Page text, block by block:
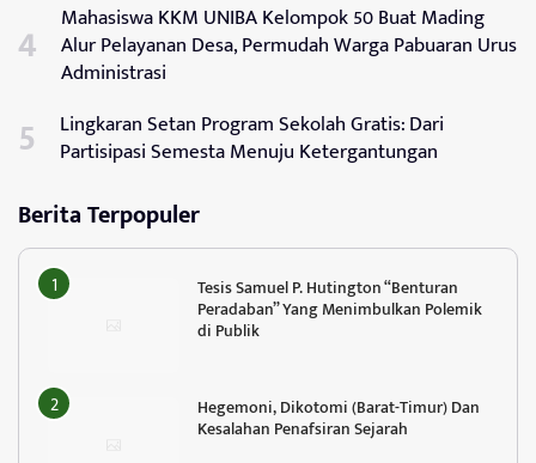
Mahasiswa KKM UNIBA Kelompok 50 Buat Mading
Alur Pelayanan Desa, Permudah Warga Pabuaran Urus
Administrasi
Lingkaran Setan Program Sekolah Gratis: Dari
Partisipasi Semesta Menuju Ketergantungan
Berita Terpopuler
Tesis Samuel P. Hutington “Benturan
Peradaban” Yang Menimbulkan Polemik
di Publik
Hegemoni, Dikotomi (Barat-Timur) Dan
Kesalahan Penafsiran Sejarah